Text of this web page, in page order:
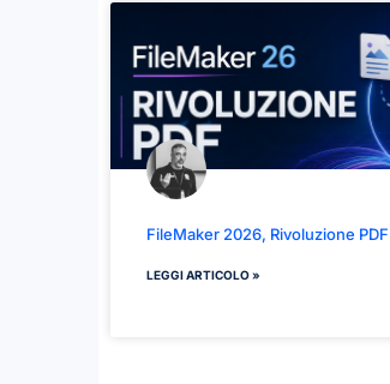
FileMaker 2026, Rivoluzione PDF
LEGGI ARTICOLO »